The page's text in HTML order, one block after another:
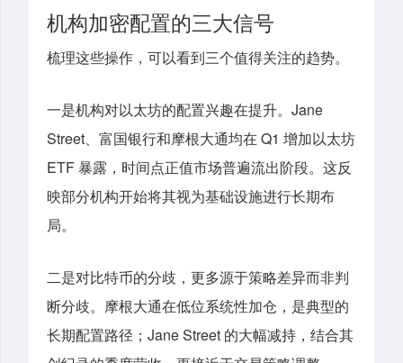
机构加密配置的三大信号
梳理这些操作，可以看到三个值得关注的趋势。
一是机构对以太坊的配置兴趣在提升。 Jane
Street、富国银行和摩根大通均在 Q1 增加以太坊
ETF 暴露，时间点正值市场普遍流出阶段。这反
映部分机构开始将其视为基础设施进行长期布
局。
二是对比特币的分歧，更多源于策略差异而非判
断分歧。 摩根大通在低位系统性加仓，是典型的
长期配置路径；Jane Street 的大幅减持，结合其